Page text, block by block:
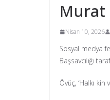
Murat
Nisan 10, 2026
Sosyal medya
Başsavcılığı
Övüç, ‘Halkı